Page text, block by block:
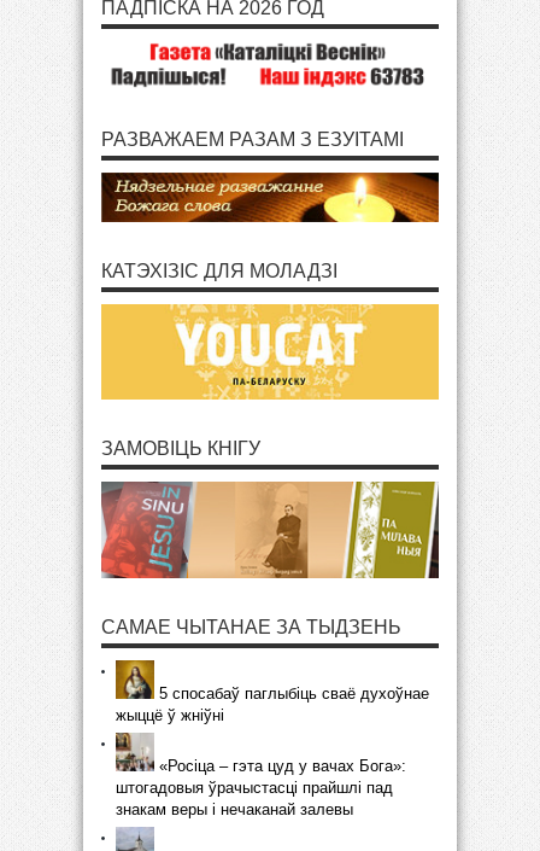
ПАДПІСКА НА 2026 ГОД
РАЗВАЖАЕМ РАЗАМ З ЕЗУІТАМІ
КАТЭХІЗІС ДЛЯ МОЛАДЗІ
ЗАМОВІЦЬ КНІГУ
САМАЕ ЧЫТАНАЕ ЗА ТЫДЗЕНЬ
5 спосабаў паглыбіць сваё духоўнае
жыццё ў жніўні
«Росіца – гэта цуд у вачах Бога»:
штогадовыя ўрачыстасці прайшлі пад
знакам веры і нечаканай залевы